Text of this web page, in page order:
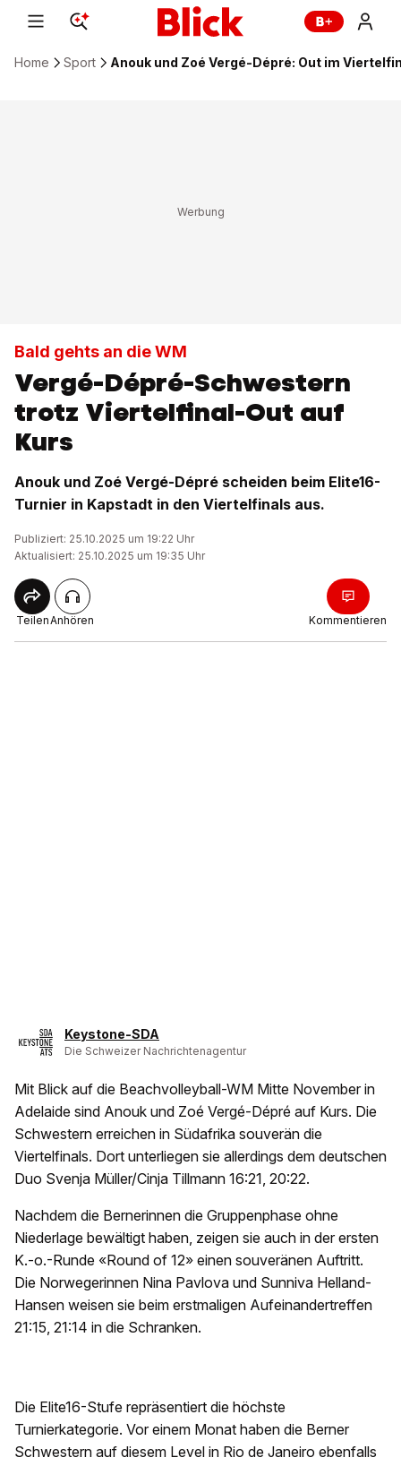
Home Sport Anouk und Zoé Vergé-Dépré: Out im
Bald gehts an die WM
Vergé-Dépré-Schwestern
trotz Viertelfinal-Out auf
Kurs
Anouk und Zoé Vergé-Dépré scheiden beim Elite16-
Turnier in Kapstadt in den Viertelfinals aus.
Publiziert: 25.10.2025 um 19:22 Uhr
Aktualisiert: 25.10.2025 um 19:35 Uhr
TeilenAnhören Kommentieren
Keystone-SDA
Die Schweizer Nachrichtenagentur
Mit Blick auf die Beachvolleyball-WM Mitte November in
Adelaide sind Anouk und Zoé Vergé-Dépré auf Kurs. Die
Schwestern erreichen in Südafrika souverän die
Viertelfinals. Dort unterliegen sie allerdings dem deutschen
Duo Svenja Müller/Cinja Tillmann 16:21, 20:22.
Nachdem die Bernerinnen die Gruppenphase ohne
Niederlage bewältigt haben, zeigen sie auch in der ersten
K.-o.-Runde «Round of 12» einen souveränen Auftritt.
Die Norwegerinnen Nina Pavlova und Sunniva Helland-
Hansen weisen sie beim erstmaligen Aufeinandertreffen
21:15, 21:14 in die Schranken.
Die Elite16-Stufe repräsentiert die höchste
Turnierkategorie. Vor einem Monat haben die Berner
Schwestern auf diesem Level in Rio de Janeiro ebenfalls